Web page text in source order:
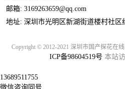
邮箱: 3169263659@qq.com
地址: 深圳市光明区新湖街道楼村社区
Copyright © 2012-2021 深圳市国产探花在
ICP备98604519号 本站
13689511755
微信咨询同号